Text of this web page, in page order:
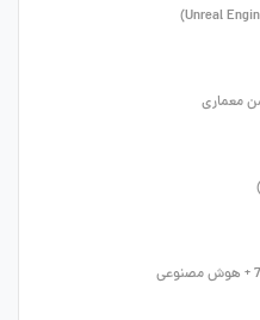
معماری